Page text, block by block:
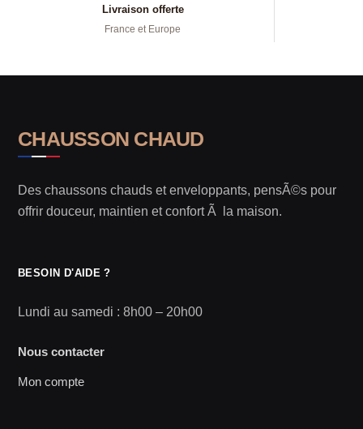
Livraison offerte
France et Europe
CHAUSSON CHAUD
Des chaussons chauds et enveloppants, pensÃ©s pour
offrir douceur, maintien et confort Ã la maison.
BESOIN D'AIDE ?
Lundi au samedi : 8h00 – 20h00
Nous contacter
Mon compte